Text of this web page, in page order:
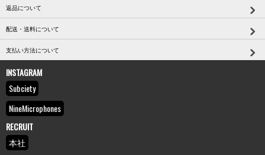
返品について
配送・送料について
支払い方法について
INSTAGRAM
Subciety
NineMicrophones
RECRUIT
本社